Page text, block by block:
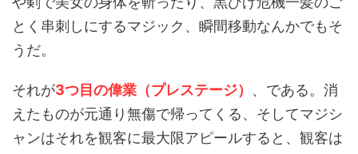
とく串刺しにするマジック、瞬間移動なんかでもそ
うだ。
それが3つ目の偉業（プレステージ） 、である。消
えたものが元通り無傷で帰ってくる、そしてマジシ
ャンはそれを観客に最大限アピールすると、観客は